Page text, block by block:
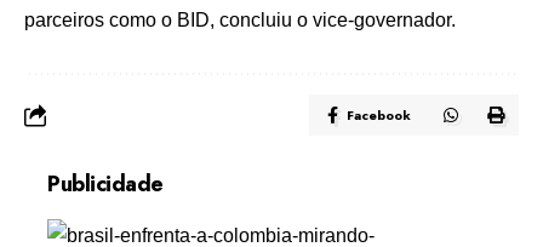
parceiros como o BID, concluiu o vice-governador.
Facebook
Publicidade